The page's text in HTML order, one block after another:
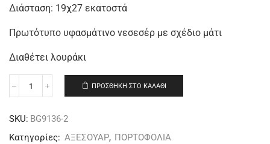
Διάσταση: 19χ27 εκατοστά
Πρωτότυπο υφασμάτινο νεσεσέρ με σχέδιο μάτι
Διαθέτει λουράκι
ΠΡΟΣΘΉΚΗ ΣΤΟ ΚΑΛΆΘΙ
SKU: BG9136-2
Κατηγορίες: ΑΞΕΣΟΥΑΡ, ΠΟΡΤΟΦΟΛΙΑ